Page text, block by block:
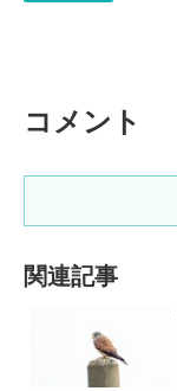
コメント
関連記事